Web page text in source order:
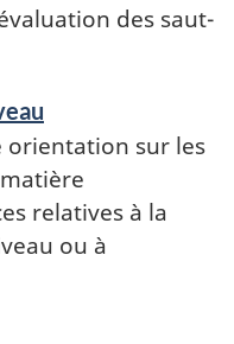
des saut-
orientation sur les
relatives à la
ou à